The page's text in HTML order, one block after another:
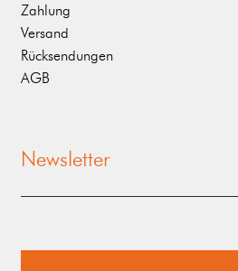
Zahlung
Versand
Rücksendungen
AGB
Newsletter